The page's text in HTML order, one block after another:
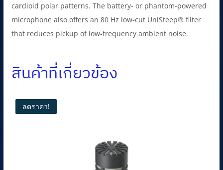
cardioid polar patterns. The battery- or phantom-powered
microphone also offers an 80 Hz low-cut UniSteep® filter
that reduces pickup of low-frequency ambient noise.
สินค้าที่เกี่ยวข้อง
ลดราคา!